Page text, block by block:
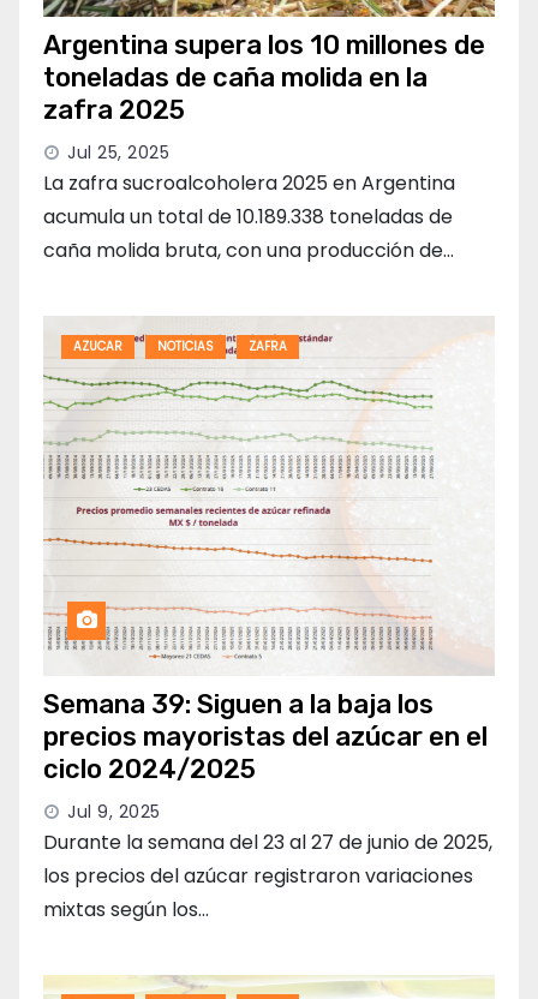
Argentina supera los 10 millones de
toneladas de caña molida en la
zafra 2025
Jul 25, 2025
La zafra sucroalcoholera 2025 en Argentina
acumula un total de 10.189.338 toneladas de
caña molida bruta, con una producción de…
AZUCAR NOTICIAS ZAFRA
Semana 39: Siguen a la baja los
precios mayoristas del azúcar en el
ciclo 2024/2025
Jul 9, 2025
Durante la semana del 23 al 27 de junio de 2025,
los precios del azúcar registraron variaciones
mixtas según los…